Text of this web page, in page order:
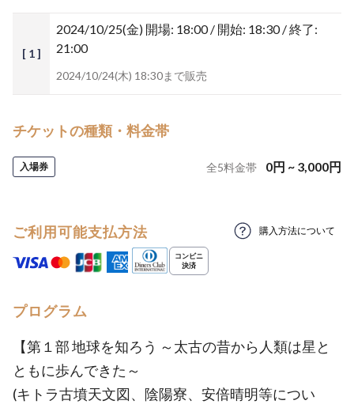
[ 1 ]
2024/10/25(金) 開場: 18:00 / 開始: 18:30 / 終了:
21:00
2024/10/24(木) 18:30まで販売
チケットの種類・料金帯
入場券 全5料金帯 0円 ~ 3,000円
ご利用可能支払方法 購入方法について
プログラム
【第１部 地球を知ろう ～太古の昔から人類は星と
ともに歩んできた～
(キトラ古墳天文図、陰陽寮、安倍晴明等につい